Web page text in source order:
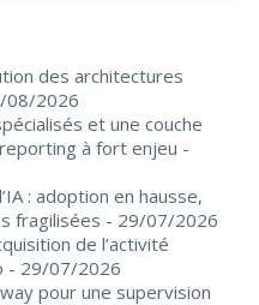
des architectures
08/2026
et une couche
à fort enjeu -
: adoption en hausse,
fragilisées - 29/07/2026
de l’activité
- 29/07/2026
pour une supervision